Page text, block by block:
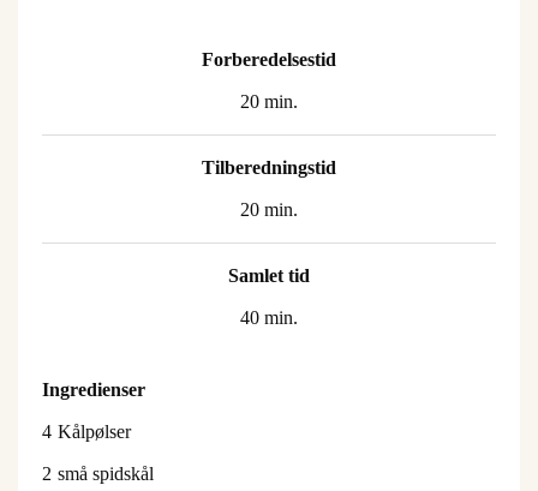
Forberedelsestid
20 min.
Tilberedningstid
20 min.
Samlet tid
40 min.
Ingredienser
4 Kålpølser
2 små spidskål